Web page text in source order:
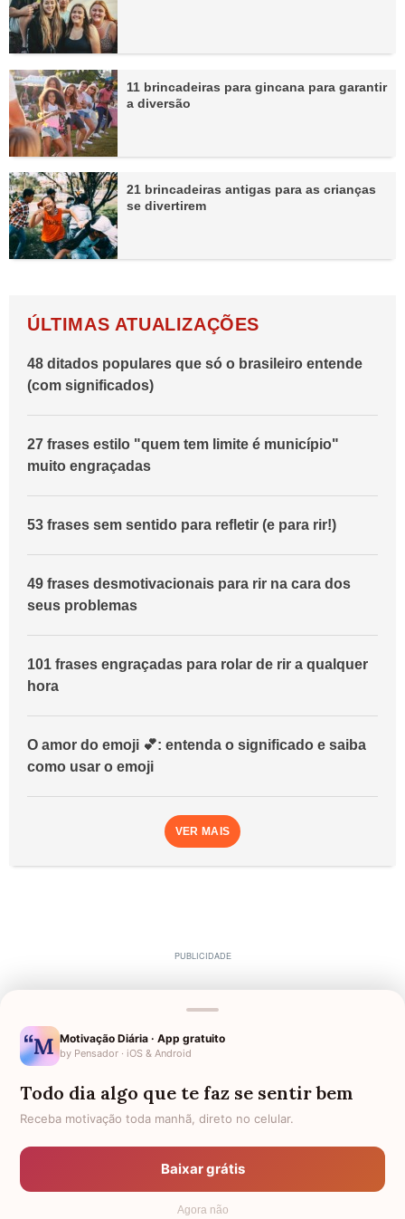
11 brincadeiras para gincana para garantir
a diversão
21 brincadeiras antigas para as crianças
se divertirem
ÚLTIMAS ATUALIZAÇÕES
48 ditados populares que só o brasileiro entende
(com significados)
27 frases estilo "quem tem limite é município"
muito engraçadas
53 frases sem sentido para refletir (e para rir!)
49 frases desmotivacionais para rir na cara dos
seus problemas
101 frases engraçadas para rolar de rir a qualquer
hora
O amor do emoji 💕: entenda o significado e saiba
como usar o emoji
VER MAIS
Motivação Diária · App gratuito
by Pensador · iOS & Android
Todo dia algo que te faz se sentir bem
Receba motivação toda manhã, direto no celular.
Baixar grátis
Agora não